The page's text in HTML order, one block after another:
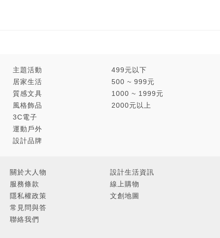
設計生活資訊
線上購物
文創地圖
關於大人物
服務條款
隱私權政策
常見問與答
聯絡我們
主題活動
居家生活
質感文具
風格飾品
3C電子
運動戶外
設計品牌
499元以下
500 ~ 999元
1000 ~ 1999元
2000元以上